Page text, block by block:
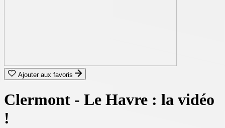
Ajouter aux favoris
Clermont - Le Havre : la vidéo
!